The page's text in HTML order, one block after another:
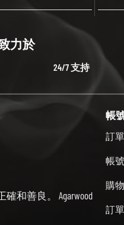
力於
24/7 支持
和善良。 Agarwood
帳
訂單
帳號
購
訂